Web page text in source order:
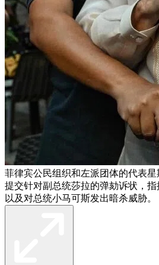
菲律宾公民组织和左派团体的代表
提交针对副总统莎拉的弹劾诉状，
以及对总统小马可斯发出暗杀威胁。